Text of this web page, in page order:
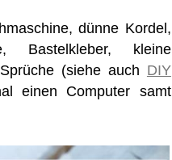
dünne Kordel,
Bastelkleber, kleine
(siehe auch DIY
einen Computer samt